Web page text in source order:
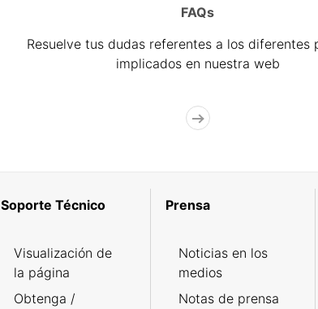
FAQs
Resuelve tus dudas referentes a los diferentes
implicados en nuestra web
Soporte Técnico
Visualización de
la página
Obtenga /
Prensa
Noticias en los
medios
Notas de prensa